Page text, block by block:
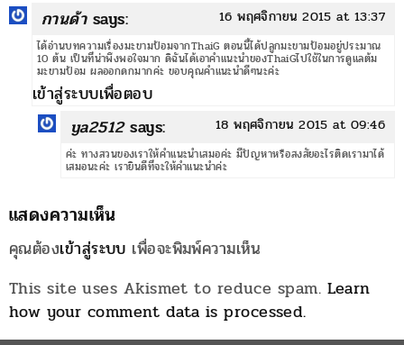
กานด้า says: 16 พฤศจิกายน 2015 at 13:37
ได้อ่านบทความเรื่องมะขามป้อมจากThaiG ตอนนี้ได้ปลูกมะขามป้อมอยู่ประมาณ
10 ต้น เป็นที่น่าพึงพอใจมาก ดิฉันได้เอาคำแนะนำของThaiGไปใช้ในการดูแลต้ม
มะขามป้อม ผลออกดกมากค่ะ ขอบคุณคำแนะนำดีๆนะค่ะ
เข้าสู่ระบบเพื่อตอบ
ya2512 says: 18 พฤศจิกายน 2015 at 09:46
ค่ะ ทางสวนของเราให้คำแนะนำเสมอค่ะ มีปัญหาหรือสงสัยอะไรติดเรามาได้
เสมอนะค่ะ เรายินดีที่จะให้คำแนะนำค่ะ
แสดงความเห็น
คุณต้องเข้าสู่ระบบ เพื่อจะพิมพ์ความเห็น
This site uses Akismet to reduce spam. Learn
how your comment data is processed.